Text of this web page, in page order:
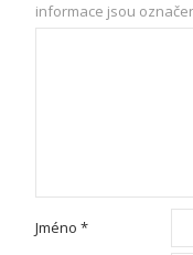
informace jsou
Jméno*